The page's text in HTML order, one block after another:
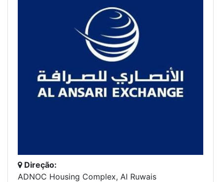
Direção:
ADNOC Housing Complex, Al Ruwais